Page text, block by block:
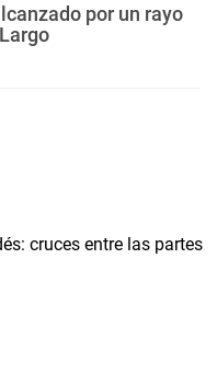
por un rayo